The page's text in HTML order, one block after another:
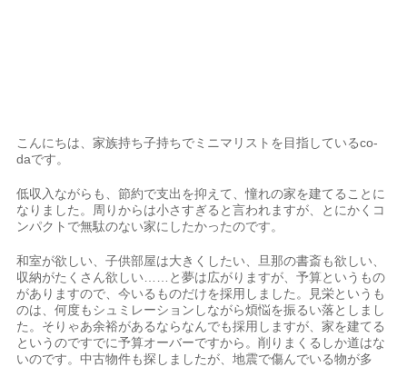
こんにちは、家族持ち子持ちでミニマリストを目指しているco-
daです。
低収入ながらも、節約で支出を抑えて、憧れの家を建てることに
なりました。周りからは小さすぎると言われますが、とにかくコ
ンパクトで無駄のない家にしたかったのです。
和室が欲しい、子供部屋は大きくしたい、旦那の書斎も欲しい、
収納がたくさん欲しい……と夢は広がりますが、予算というもの
がありますので、今いるものだけを採用しました。見栄というも
のは、何度もシュミレーションしながら煩悩を振るい落としまし
た。そりゃあ余裕があるならなんでも採用しますが、家を建てる
というのですでに予算オーバーですから。削りまくるしか道はな
いのです。中古物件も探しましたが、地震で傷んでいる物が多